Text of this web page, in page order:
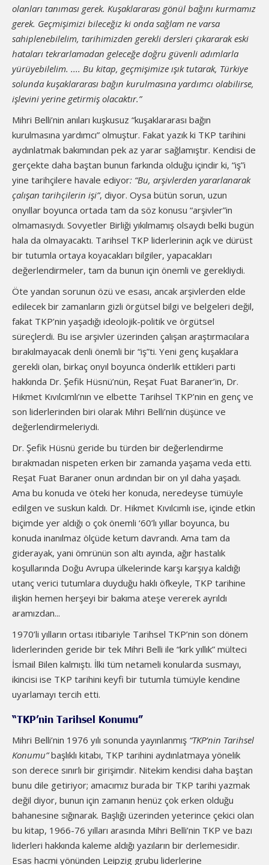
olanları tanıması gerek. Kuşaklararası gönül bağını kurmamız
gerek. Geçmişimizi bileceğiz ki onda sağlam ne varsa
sahiplenebilelim, tarihimizden ge­rekli dersleri çıkararak eski
hataları tekrarlamadan geleceğe doğru güvenli adımlarla
yürüyebilelim. .... Bu kitap, geçmişimize ışık tutarak, Türkiye
solunda kuşaklararası bağın kurulmasına yardımcı olabilirse,
işlevini yerine getirmiş olacaktır.”
Mihri Belli’nin anıları kuşkusuz “kuşaklararası bağın
kurulmasına yardımcı” olmuştur. Fakat yazık ki TKP tarihini
aydınlatmak bakımından pek az yarar sağlamıştır. Kendisi de
gerçekte daha baştan bunun farkında olduğu içindir ki, “iş”i
yine tarihçilere havale ediyor: “Bu, arşivlerden yararlanarak
çalışan tarihçilerin işi”, diyor. Oysa bütün sorun, uzun
onyıllar boyunca ortada tam da söz konusu “arşivler”in
olmamasıydı. Sovyetler Birliği yıkılmamış olsaydı belki bugün
hala da olmayacaktı. Tarihsel TKP liderlerinin açık ve dürüst
bir tutumla ortaya koyacakları bilgiler, yapacakları
değerlendirmeler, tam da bunun için önemli ve gerekliydi.
Öte yandan sorunun özü ve esası, ancak arşivlerden elde
edilecek bir zamanların gizli örgütsel bilgi ve belgeleri değil,
fakat TKP’nin yaşadığı ideolojik-politik ve örgütsel
süreçlerdi. Bu ise arşivler üzerinden çalışan araştırmacılara
bırakılmayacak denli önemli bir “iş”ti. Yeni genç kuşaklara
gerekli olan, birkaç onyıl boyunca önderlik ettikleri parti
hakkında Dr. Şefik Hüsnü’nün, Reşat Fuat Baraner’in, Dr.
Hikmet Kıvılcımlı’nın ve elbette Tarihsel TKP’nin en genç ve
son liderlerinden biri olarak Mihri Belli’nin düşünce ve
değerlendirmeleriydi.
Dr. Şefik Hüsnü geride bu türden bir değerlendirme
bırakmadan nispeten erken bir zamanda yaşama veda etti.
Reşat Fuat Baraner onun ardından bir on yıl daha yaşadı.
Ama bu konuda ve öteki her konuda, neredeyse tümüyle
edilgen ve suskun kaldı. Dr. Hikmet Kıvılcımlı ise, içinde etkin
biçimde yer aldığı o çok önemli ‘60’lı yıllar boyunca, bu
konuda inanılmaz ölçüde ketum davrandı. Ama tam da
giderayak, yani ömrünün son altı ayında, ağır hastalık
koşullarında Doğu Avrupa ülkelerinde karşı karşıya kaldığı
utanç verici tutumlara duyduğu haklı öfkeyle, TKP tarihine
ilişkin hemen herşeyi bir bakıma ateşe vererek ayrıldı
aramızdan...
1970’li yılların ortası itibariyle Tarihsel TKP’nin son dönem
liderlerinden geride bir tek Mihri Belli ile “kırk yıllık” mülteci
İsmail Bilen kalmıştı. İlki tüm netameli konularda susmayı,
ikincisi ise TKP tarihini keyfi bir tutumla tümüyle kendine
uyarlamayı tercih etti.
“TKP’nin Tarihsel Konumu”
Mihri Belli’nin 1976 yılı sonunda yayınlanmış “TKP’nin Tarihsel
Konumu”başlıklı kitabı, TKP tarihini aydınlatmaya yönelik
son derece sınırlı bir girişimdir. Nitekim kendisi daha baştan
bunu dile getiriyor; amacımız burada bir TKP tarihi yazmak
değil diyor, bunun için zamanın henüz çok erken olduğu
bahanesine sığınarak. Başlığı üzerinden yeterince çekici olan
bu kitap, 1966-76 yılları arasında Mihri Belli’nin TKP ve bazı
liderleri hakkında kaleme aldığı yazıların bir derlemesidir.
Esas hacmi yönünden Leipzig grubu liderlerine